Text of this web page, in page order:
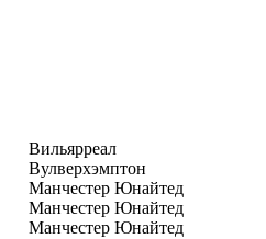
Вильярреал
Вулверхэмптон
Манчестер Юнайтед
Манчестер Юнайтед
Манчестер Юнайтед